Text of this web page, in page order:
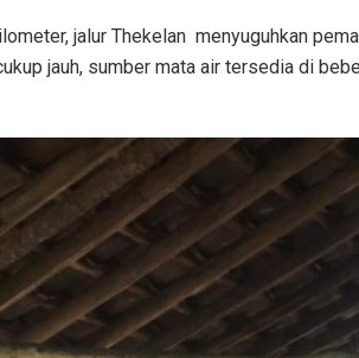
jalur Thekelan menyuguhkan
jauh, sumber mata air tersedia di